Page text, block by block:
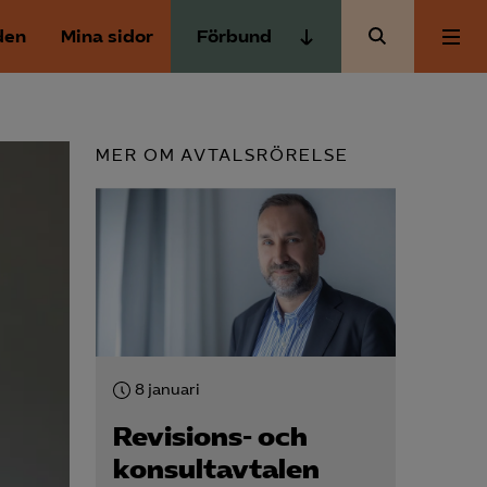
Mina sidor Förbund
Almega Utbildning
Innovations­företagen
Kompetens­företagen
Medie­företagen
Säkerhets­företagen
Aktuellt
Medlemskapet
MER OM AVTALSRÖRELSE
8 januari
Revisions- och
konsult­avtalen